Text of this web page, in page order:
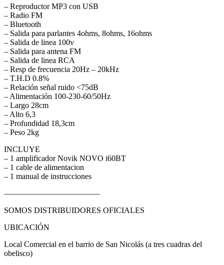
– Reproductor MP3 con USB
– Radio FM
– Bluetooth
– Salida para parlantes 4ohms, 8ohms, 16ohms
– Salida de linea 100v
– Salida para antena FM
– Salida de linea RCA
– Resp de frecuencia 20Hz – 20kHz
– T.H.D 0.8%
– Relación señal ruido <75dB
– Alimentación 100-230-60/50Hz
– Largo 28cm
– Alto 6,3
– Profundidad 18,3cm
– Peso 2kg
INCLUYE
– 1 amplificador Novik NOVO i60BT
– 1 cable de alimentacion
– 1 manual de instrucciones
————————————
SOMOS DISTRIBUIDORES OFICIALES
UBICACIÓN
Local Comercial en el barrio de San Nicolás (a tres cuadras del
obelisco)